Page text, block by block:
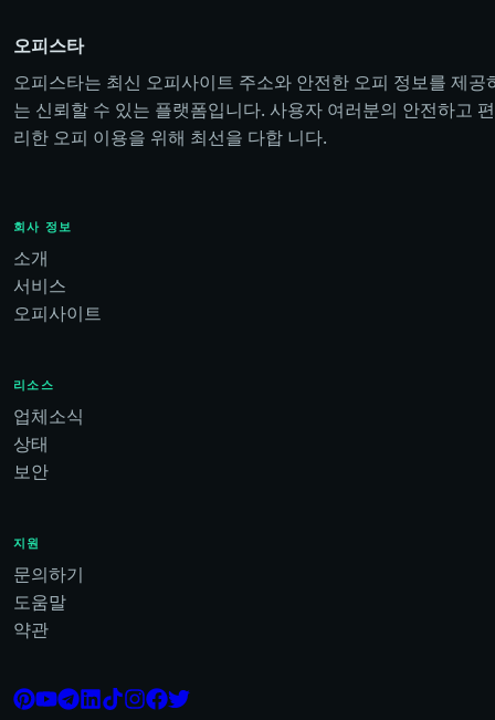
오피스타
오피스타는 최신 오피사이트 주소와 안전한 오피 정보를 제공
는 신뢰할 수 있는 플랫폼입니다. 사용자 여러분의 안전하고 편
리한 오피 이용을 위해 최선을 다합 니다.
회사 정보
소개
서비스
오피사이트
리소스
업체소식
상태
보안
지원
문의하기
도움말
약관